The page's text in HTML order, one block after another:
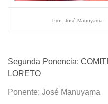
Prof. José Manuyama
Segunda Ponencia:
LORETO
Ponente: José Manuyama